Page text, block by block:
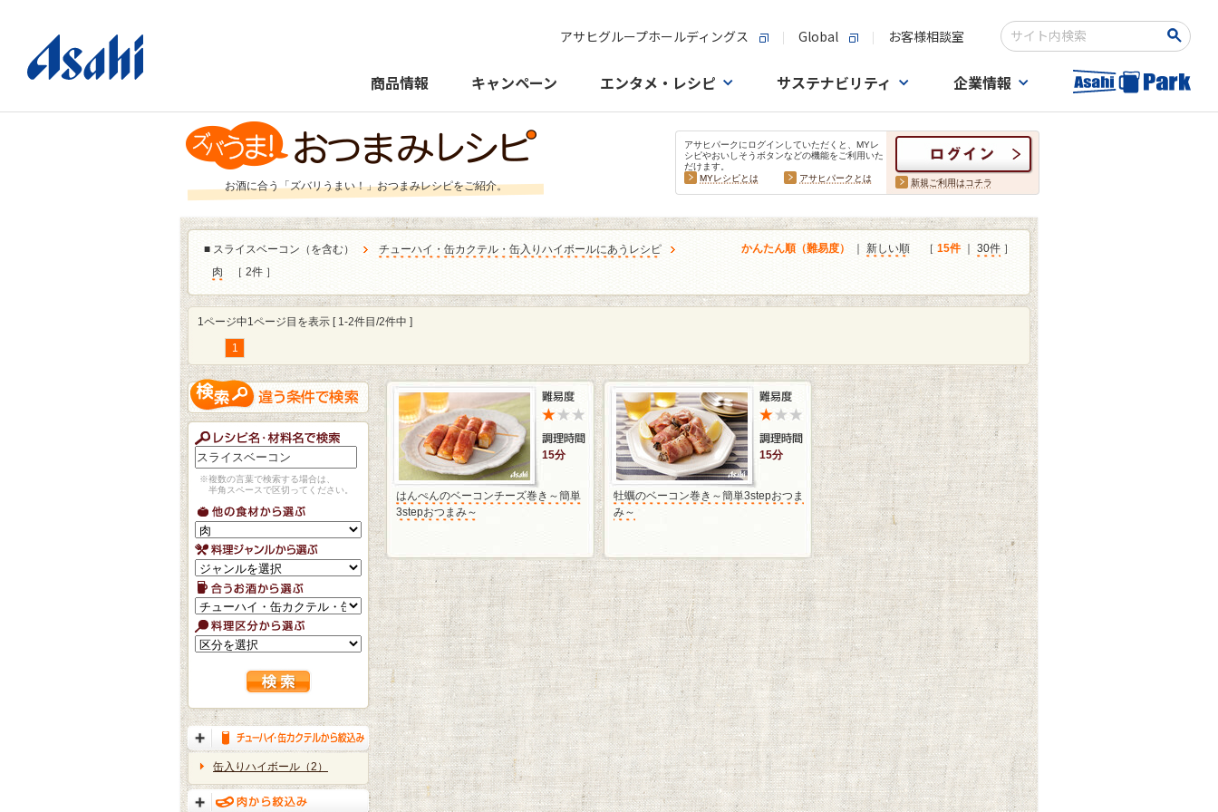
アサヒグループホールディングス Global お客様相談室
検索キーワード入力
商品情報 キャンペーン エンタメ・レシピ サステナビリティ 企業情報
お酒に合う「ズバリうまい！」おつまみレシピをご紹介。
アサヒパークにログインしていただくと、MYレ
シピやおいしそうボタンなどの機能をご利用いた
だけます。
MYレシピとは
アサヒパークとは 新規ご利用はコチラ
■ スライスベーコン（を含む）
チューハイ・缶カクテル・缶入りハイボールにあうレシピ
肉
［ 2件 ］
かんたん順（難易度） 新しい順 ［ 15件｜ 30件 ］
1ページ中1ページ目を表示 [ 1-2件目/2件中 ]
1
※複数の言葉で検索する場合は、
半角スペースで区切ってください。
缶入りハイボール（2）
15分
はんぺんのベーコンチーズ巻き～簡単
3stepおつまみ～
15分
牡蠣のベーコン巻き～簡単3stepおつま
み～